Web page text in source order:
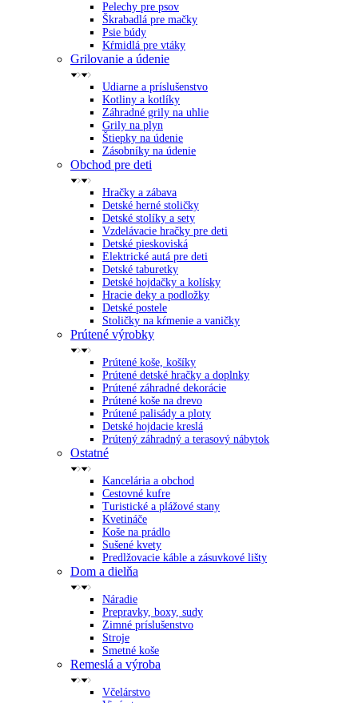
Pelechy pre psov
Škrabadlá pre mačky
Psie búdy
Kŕmidlá pre vtáky
Grilovanie a údenie
Udiarne a príslušenstvo
Kotliny a kotlíky
Záhradné grily na uhlie
Grily na plyn
Štiepky na údenie
Zásobníky na údenie
Obchod pre deti
Hračky a zábava
Detské herné stoličky
Detské stolíky a sety
Vzdelávacie hračky pre deti
Detské pieskoviská
Elektrické autá pre deti
Detské taburetky
Detské hojdačky a kolísky
Hracie deky a podložky
Detské postele
Stoličky na kŕmenie a vaničky
Prútené výrobky
Prútené koše, košíky
Prútené detské hračky a doplnky
Prútené záhradné dekorácie
Prútené koše na drevo
Prútené palisády a ploty
Detské hojdacie kreslá
Prútený záhradný a terasový nábytok
Ostatné
Kancelária a obchod
Cestovné kufre
Turistické a plážové stany
Kvetináče
Koše na prádlo
Sušené kvety
Predlžovacie káble a zásuvkové lišty
Dom a dielňa
Náradie
Prepravky, boxy, sudy
Zimné príslušenstvo
Stroje
Smetné koše
Remeslá a výroba
Včelárstvo